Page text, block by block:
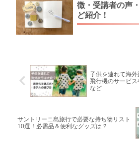
徴・受講者の声
ど紹介！
子供を連れて海
飛行機のサービス
など
サントリーニ島旅行で必要な持ち物リスト
10選！必需品＆便利なグッズは？